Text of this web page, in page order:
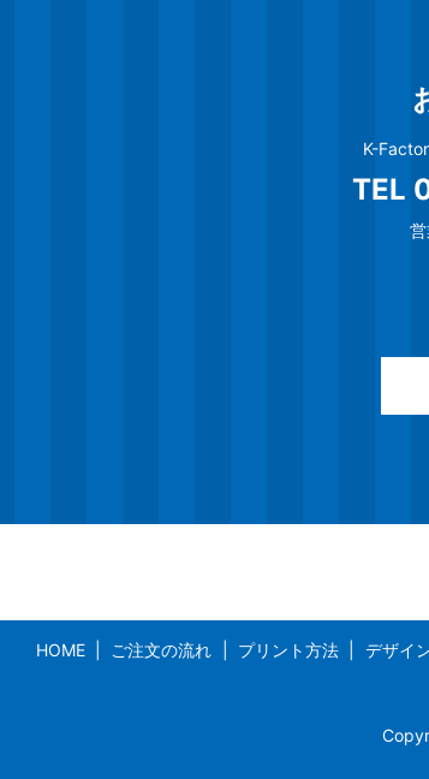
K-
TEL
HOME ご注文の流れ プリント方法 デザイ